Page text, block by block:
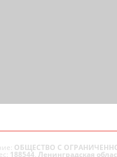
ОБЩЕСТВО С
188544, Ленинградская